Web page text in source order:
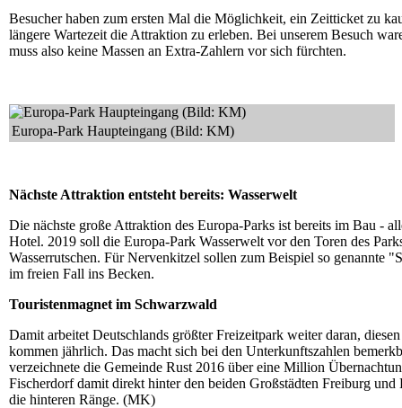
Besucher haben zum ersten Mal die Möglichkeit, ein Zeitticket zu
längere Wartezeit die Attraktion zu erleben. Bei unserem Besuch
muss also keine Massen an Extra-Zahlern vor sich fürchten.
Europa-Park Haupteingang (Bild: KM)
Nächste Attraktion entsteht bereits: Wasserwelt
Die nächste große Attraktion des Europa-Parks ist bereits im Bau -
Hotel. 2019 soll die Europa-Park Wasserwelt vor den Toren des
Wasserrutschen. Für Nervenkitzel sollen zum Beispiel so genannte
im freien Fall ins Becken.
Touristenmagnet im Schwarzwald
Damit arbeitet Deutschlands größter Freizeitpark weiter daran,
kommen jährlich. Das macht sich bei den Unterkunftszahlen
verzeichnete die Gemeinde Rust 2016 über eine Million
Fischerdorf damit direkt hinter den beiden Großstädten Freiburg
die hinteren Ränge. (MK)